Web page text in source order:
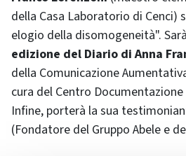
della Casa Laboratorio di Cenci)
elogio della disomogeneità".
edizione del Diario di Anna
della Comunicazione
cura del Centro
Infine, porterà la sua
(Fondatore del Gruppo Abele e